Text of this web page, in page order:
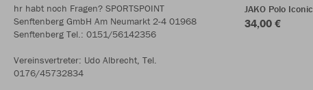
hr habt noch Fragen? SPORTSPOINT
Senftenberg GmbH Am Neumarkt 2-4 01968
Senftenberg Tel.: 0151/56142356
Vereinsvertreter: Udo Albrecht, Tel.
0176/45732834
JAKO Polo Iconic
34,00 €